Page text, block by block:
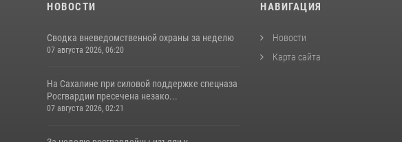
НОВОСТИ
Сводка вневедомственной охраны за неделю
07 августа 2026, 06:20
На Сахалине при силовой поддержке спецназа
Росгвардии пресечена незако...
07 августа 2026, 02:21
НАВИГАЦИЯ
Новости
Карта сайта